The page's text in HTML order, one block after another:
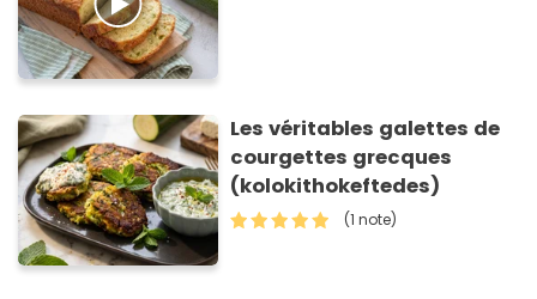
Les véritables galettes de
courgettes grecques
(kolokithokeftedes)
(1 note)